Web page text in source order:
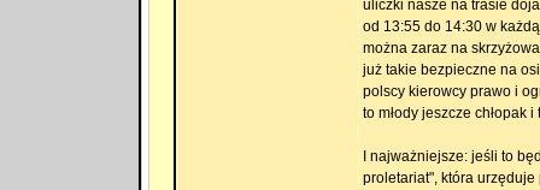
uliczki nasze na trasie
od 13:55 do 14:30 w
można zaraz na
już takie bezpieczne na
polscy kierowcy prawo i
to młody jeszcze chłopak
I najważniejsze: jeśli to
proletariat", która